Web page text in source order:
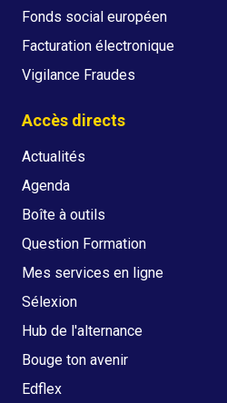
Fonds social européen
Facturation électronique
Vigilance Fraudes
Accès directs
Actualités
Agenda
Boîte à outils
Question Formation
Mes services en ligne
Sélexion
Hub de l'alternance
Bouge ton avenir
Edflex